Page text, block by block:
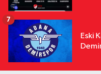
Eski
7